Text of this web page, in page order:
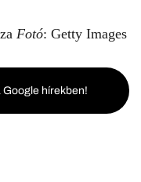
Fotó: Getty Images
Google hírekben!